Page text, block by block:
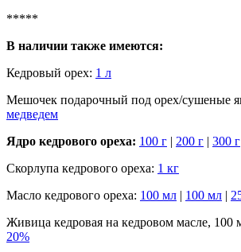
*****
В наличии также имеются:
Кедровый орех: 1 л
Мешочек подарочный под орех/сушеные
медведем
Ядро кедрового ореха: 100 г | 200 г | 300 г
Скорлупа кедрового ореха: 1 кг
Масло кедрового ореха: 100 мл | 100 мл |
Живица кедровая на кедровом масле, 100
20%